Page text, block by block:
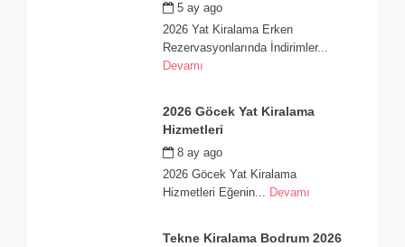
5 ay ago
2026 Yat Kiralama Erken
Rezervasyonlarında İndirimler...
Devamı
2026 Göcek Yat Kiralama
Hizmetleri
8 ay ago
2026 Göcek Yat Kiralama
Hizmetleri Eğenin... Devamı
Tekne Kiralama Bodrum 2026